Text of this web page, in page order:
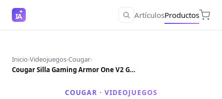
IA ArtículosProductos
Inicio›Videojuegos›Cougar›
Cougar Silla Gaming Armor One V2 Gold F
COUGAR · VIDEOJUEGOS